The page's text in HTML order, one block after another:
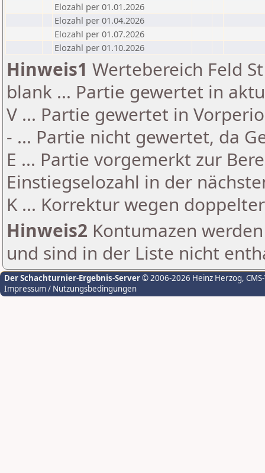
Elozahl per 01.01.2026
Elozahl per 01.04.2026
Elozahl per 01.07.2026
Elozahl per 01.10.2026
Hinweis1 Wertebereich Feld
blank ... Partie gewertet in
V ... Partie gewertet in
- ... Partie nicht gewertet, da
E ... Partie vorgemerkt zur
Einstiegselozahl in der
K ... Korrektur wegen
Hinweis2 Kontumazen
und sind in der Liste nicht
Der Schachturnier-Ergebnis-Server© 2006-2026 Heinz Herzog,
Impressum / Nutzungsbedingungen